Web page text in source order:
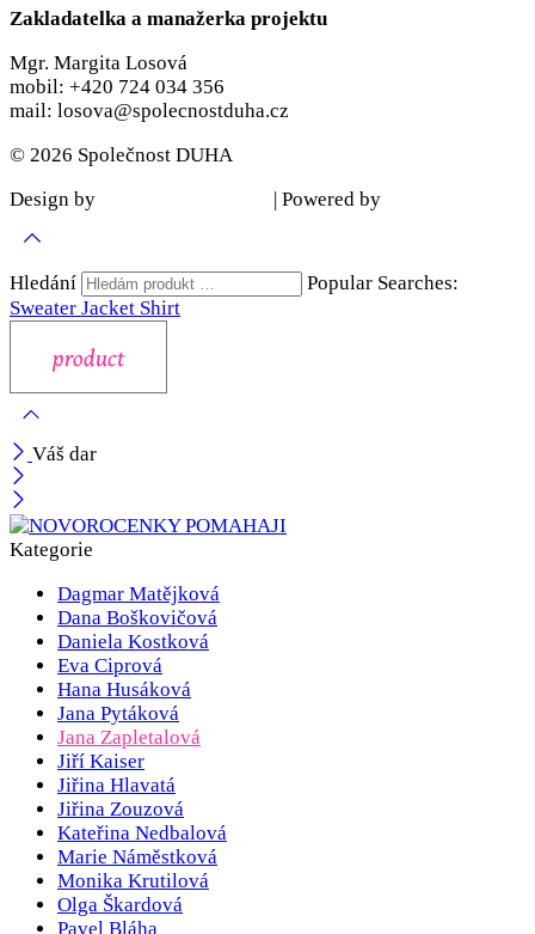
Zakladatelka a manažerka projektu
Mgr. Margita Losová
mobil: +420 724 034 356
mail: losova@spolecnostduha.cz
© 2026 Společnost DUHA
Design by
| Powered by
Hledání
Popular Searches:
Sweater Jacket Shirt
Váš dar
Kategorie
Dagmar Matějková
Dana Boškovičová
Daniela Kostková
Eva Ciprová
Hana Husáková
Jana Pytáková
Jana Zapletalová
Jiří Kaiser
Jiřina Hlavatá
Jiřina Zouzová
Kateřina Nedbalová
Marie Náměstková
Monika Krutilová
Olga Škardová
Pavel Bláha